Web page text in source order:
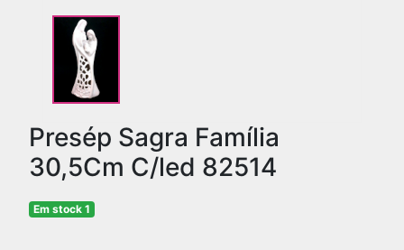
Presép Sagra Família
30,5Cm C/led 82514
Em stock 1